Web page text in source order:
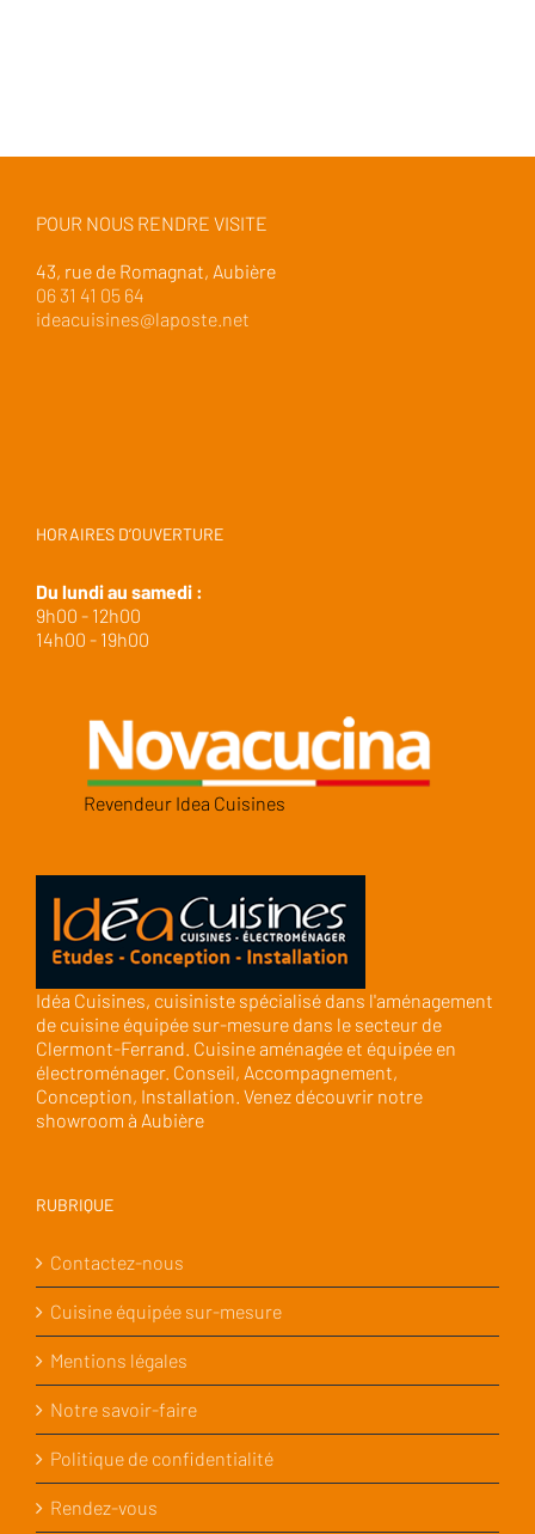
POUR NOUS RENDRE VISITE
43, rue de Romagnat, Aubière
06 31 41 05 64
ideacuisines@laposte.net
HORAIRES D’OUVERTURE
Du lundi au samedi :
9h00 - 12h00
14h00 - 19h00
Revendeur Idea Cuisines
Idéa Cuisines, cuisiniste spécialisé dans l'aménagement
de cuisine équipée sur-mesure dans le secteur de
Clermont-Ferrand. Cuisine aménagée et équipée en
électroménager. Conseil, Accompagnement,
Conception, Installation. Venez découvrir notre
showroom à Aubière
RUBRIQUE
Contactez-nous
Cuisine équipée sur-mesure
Mentions légales
Notre savoir-faire
Politique de confidentialité
Rendez-vous